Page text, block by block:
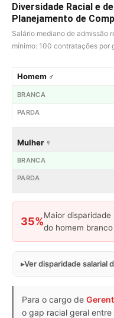
Diversidade Racial e
Planejamento de
Salário mediano de admissão
mínimo: 100 contratações por
Homem ♂
Mulher ♀
35%
Maior disparidade
do homem
Ver disparidade salarial
Para o cargo de
o gap racial geral